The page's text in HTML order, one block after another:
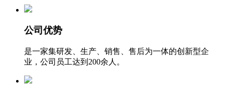
公司优势
是一家集研发、生产、销售、售后为一体的创新型企
业，公司员工达到200余人。